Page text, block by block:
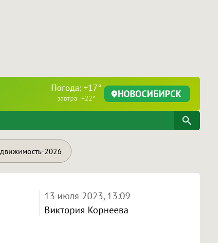
Погода: +17°
завтра +22° НОВОСИБИРСК
2026
13 июля 2023, 13:09
Виктория Корнеева